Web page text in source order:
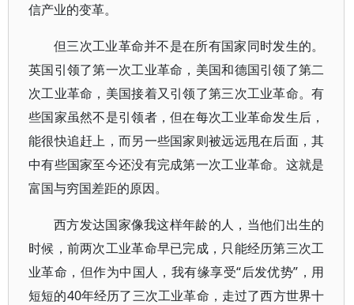
信产业的变革。
但三次工业革命并不是在所有国家同时发生的。
英国引领了第一次工业革命，美国和德国引领了第二
次工业革命，美国接着又引领了第三次工业革命。有
些国家虽然不是引领者，但在每次工业革命发生后，
能很快追赶上，而另一些国家则被远远甩在后面，其
中有些国家至今还没有完成第一次工业革命。这就是
富国与穷国差距的原因。
西方发达国家像我这样年龄的人，当他们出生的
时候，前两次工业革命早已完成，只能经历第三次工
业革命，但作为中国人，我有缘享受“后发优势”，用
短短的40年经历了三次工业革命，走过了西方世界十